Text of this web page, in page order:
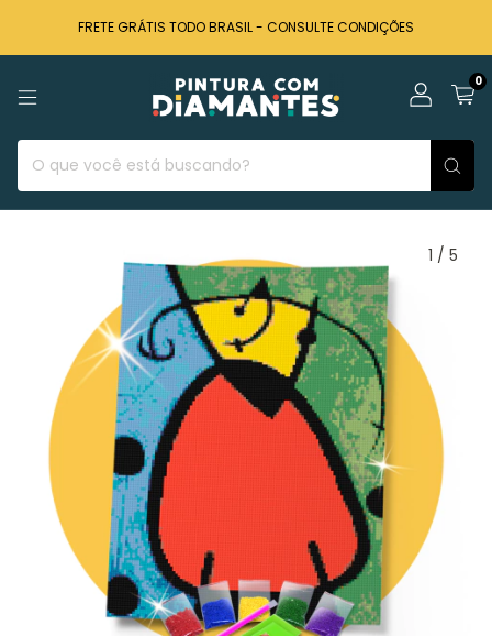
FRETE GRÁTIS TODO BRASIL - CONSULTE CONDIÇÕES
0
1 / 5